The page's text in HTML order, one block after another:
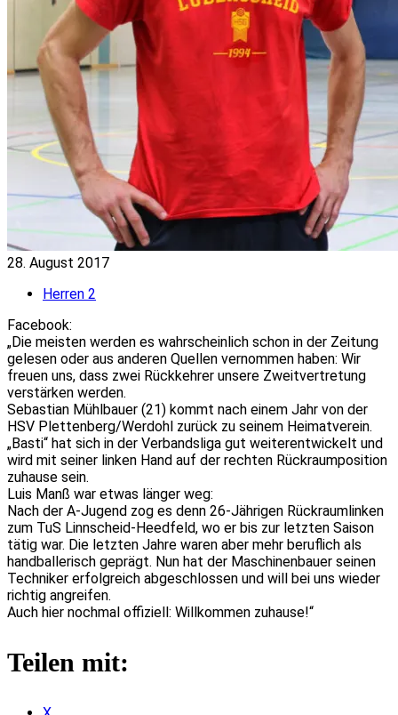
28. August 2017
Herren 2
Facebook:
„Die meisten werden es wahrscheinlich schon in der Zeitung
gelesen oder aus anderen Quellen vernommen haben: Wir
freuen uns, dass zwei Rückkehrer unsere Zweitvertretung
verstärken werden.
Sebastian Mühlbauer (21) kommt nach einem Jahr von der
HSV Plettenberg/Werdohl zurück zu seinem Heimatverein.
„Basti“ hat sich in der Verbandsliga gut weiterentwickelt und
wird mit seiner linken Hand auf der rechten Rückraumposition
zuhause sein.
Luis Manß war etwas länger weg:
Nach der A-Jugend zog es denn 26-Jährigen Rückraumlinken
zum TuS Linnscheid-Heedfeld, wo er bis zur letzten Saison
tätig war. Die letzten Jahre waren aber mehr beruflich als
handballerisch geprägt. Nun hat der Maschinenbauer seinen
Techniker erfolgreich abgeschlossen und will bei uns wieder
richtig angreifen.
Auch hier nochmal offiziell: Willkommen zuhause!“
Teilen mit: